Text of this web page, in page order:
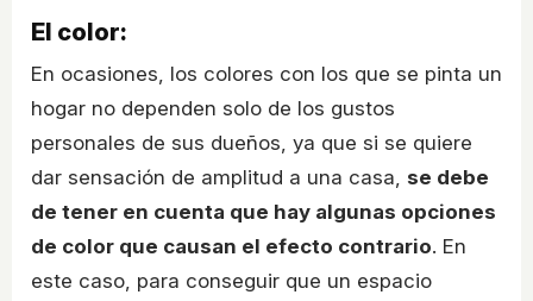
El color:
En ocasiones, los colores con los que se pinta un
hogar no dependen solo de los gustos
personales de sus dueños, ya que si se quiere
dar sensación de amplitud a una casa, se debe
de tener en cuenta que hay algunas opciones
de color que causan el efecto contrario. En
este caso, para conseguir que un espacio